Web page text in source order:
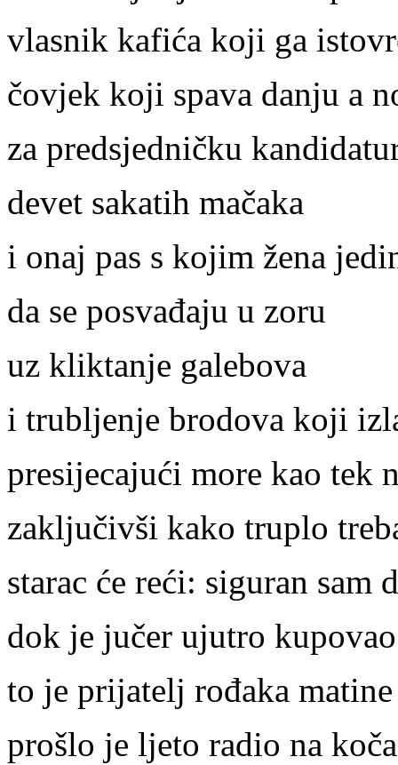
vlasnik kafića koji ga
čovjek koji spava danju a
za predsjedničku
devet sakatih mačaka
i onaj pas s kojim žena
da se posvađaju u zoru
uz kliktanje galebova
i trubljenje brodova koji
presijecajući more kao tek
zaključivši kako truplo
starac će reći: siguran sam
dok je jučer ujutro
to je prijatelj rođaka
prošlo je ljeto radio na